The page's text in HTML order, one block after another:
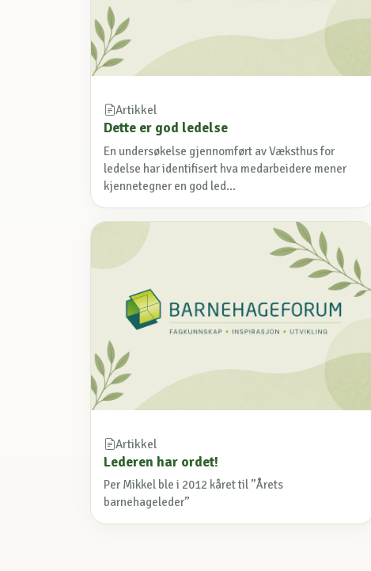
Artikkel
Dette er god ledelse
En undersøkelse gjennomført av Væksthus for
ledelse har identifisert hva medarbeidere mener
kjennetegner en god led...
Artikkel
Lederen har ordet!
Per Mikkel ble i 2012 kåret til ”Årets
barnehageleder”